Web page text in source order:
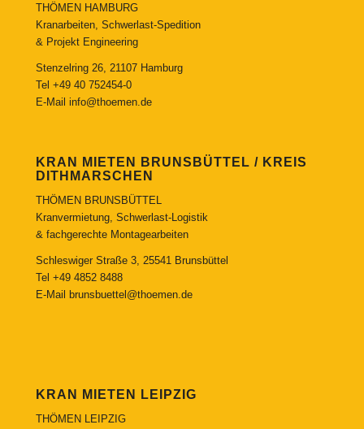
THÖMEN HAMBURG
Kranarbeiten, Schwerlast-Spedition
& Projekt Engineering
Stenzelring 26, 21107 Hamburg
Tel +49 40 752454-0
E-Mail info@thoemen.de
KRAN MIETEN BRUNSBÜTTEL / KREIS
DITHMARSCHEN
THÖMEN BRUNSBÜTTEL
Kranvermietung, Schwerlast-Logistik
& fachgerechte Montagearbeiten
Schleswiger Straße 3, 25541 Brunsbüttel
Tel +49 4852 8488
E-Mail brunsbuettel@thoemen.de
KRAN MIETEN LEIPZIG
THÖMEN LEIPZIG